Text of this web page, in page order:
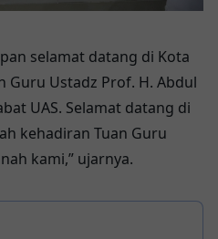
selamat datang di Kota
Guru Ustadz Prof. H. Abdul
UAS. Selamat datang di
kehadiran Tuan Guru
kami,” ujarnya.